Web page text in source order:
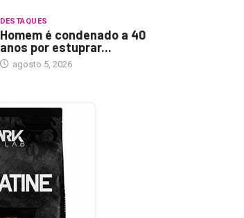
DESTAQUES
Homem é condenado a 40
anos por estuprar...
agosto 5, 2026